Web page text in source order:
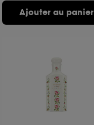
Ajouter au panier